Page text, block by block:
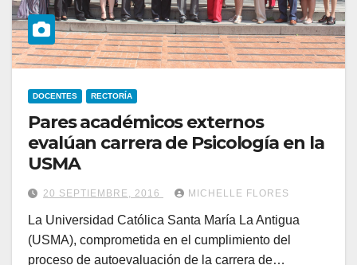
DOCENTES RECTORÍA
Pares académicos externos
evalúan carrera de Psicología en la
USMA
20 SEPTIEMBRE, 2016 MICHELLE FLORES
La Universidad Católica Santa María La Antigua
(USMA), comprometida en el cumplimiento del
proceso de autoevaluación de la carrera de…